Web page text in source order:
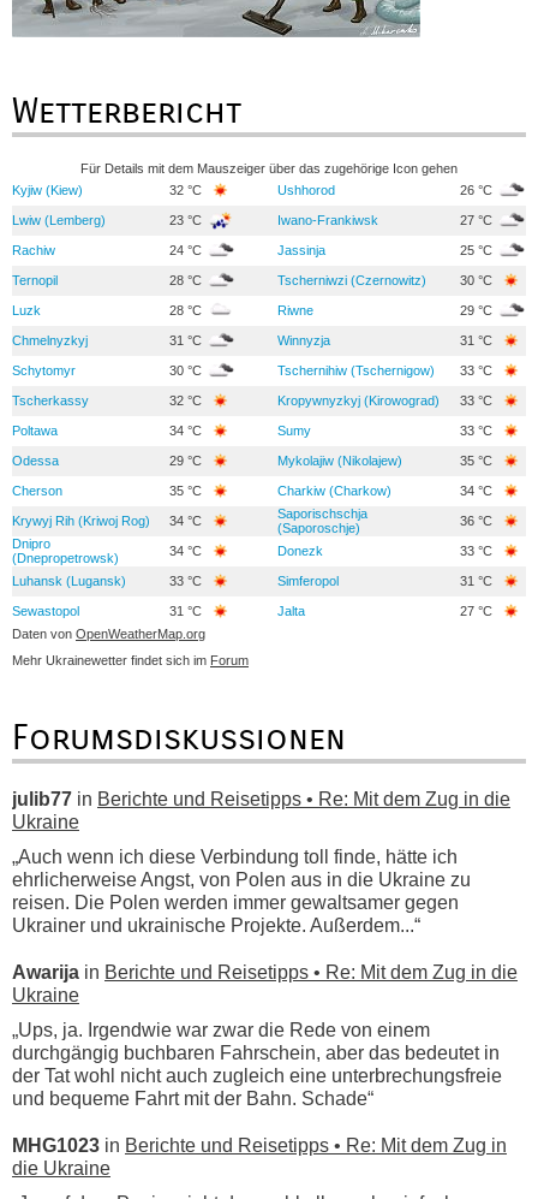
Wetterbericht
Für Details mit dem Mauszeiger über das zugehörige Icon gehen
Kyjiw (Kiew)
32 °C Ushhorod 26 °C
Lwiw (Lemberg) 23 °C Iwano-Frankiwsk 27 °C
Rachiw 24 °C Jassinja 25 °C
Ternopil 28 °C Tscherniwzi (Czernowitz) 30 °C
Luzk 28 °C Riwne 29 °C
Chmelnyzkyj 31 °C Winnyzja 31 °C
Schytomyr 30 °C Tschernihiw (Tschernigow) 33 °C
Tscherkassy 32 °C Kropywnyzkyj (Kirowograd) 33 °C
Poltawa 34 °C Sumy 33 °C
Odessa 29 °C Mykolajiw (Nikolajew) 35 °C
Cherson 35 °C Charkiw (Charkow) 34 °C
Krywyj Rih (Kriwoj Rog) 34 °C
Saporischschja
(Saporoschje)
36 °C
Dnipro
(Dnepropetrowsk)
34 °C Donezk 33 °C
Luhansk (Lugansk) 33 °C Simferopol 31 °C
Sewastopol 31 °C Jalta
27 °C
Daten von OpenWeatherMap.org
Mehr Ukrainewetter findet sich im Forum
Forumsdiskussionen
julib77 in Berichte und Reisetipps • Re: Mit dem Zug in die
Ukraine
„Auch wenn ich diese Verbindung toll finde, hätte ich
ehrlicherweise Angst, von Polen aus in die Ukraine zu
reisen. Die Polen werden immer gewaltsamer gegen
Ukrainer und ukrainische Projekte. Außerdem...“
Awarija in Berichte und Reisetipps • Re: Mit dem Zug in die
Ukraine
„Ups, ja. Irgendwie war zwar die Rede von einem
durchgängig buchbaren Fahrschein, aber das bedeutet in
der Tat wohl nicht auch zugleich eine unterbrechungsfreie
und bequeme Fahrt mit der Bahn. Schade“
MHG1023 in Berichte und Reisetipps • Re: Mit dem Zug in
die Ukraine